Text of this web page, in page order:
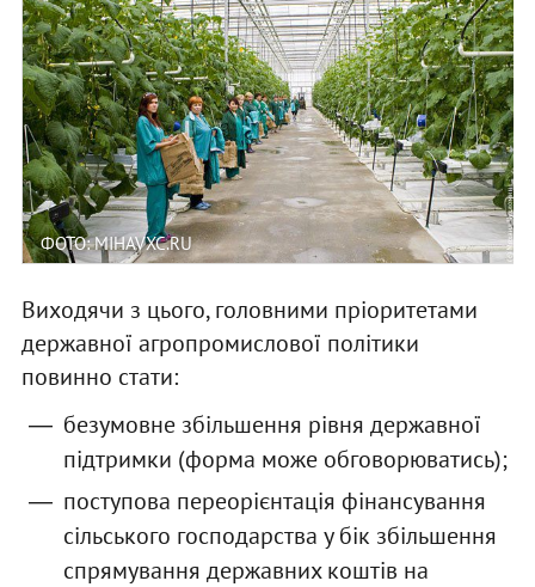
ФОТО: MIHAVXC.RU
Виходячи з цього, головними пріоритетами
державної агропромислової політики
повинно стати:
безумовне збільшення рівня державної
підтримки (форма може обговорюватись);
поступова переорієнтація фінансування
сільського господарства у бік збільшення
спрямування державних коштів на